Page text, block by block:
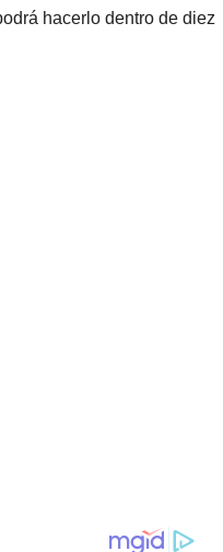
hacerlo dentro de diez